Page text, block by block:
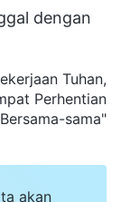
dengan
Tuhan,
Perhentian
Bersama-sama"
akan